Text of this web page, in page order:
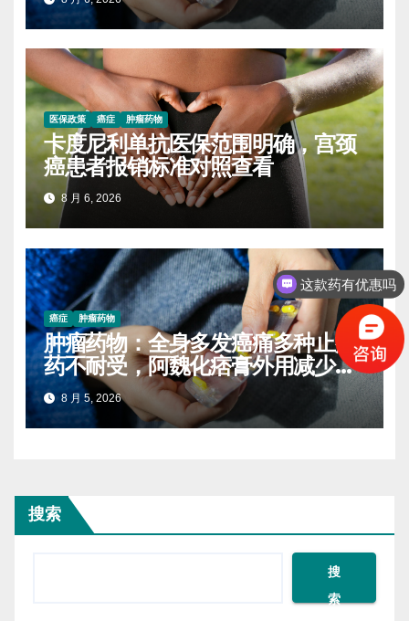
医保政策 癌症 肿瘤药物
卡度尼利单抗医保范围明确，宫颈
癌患者报销标准对照查看
8 月 6, 2026
癌症 肿瘤药物
肿瘤药物：全身多发癌痛多种止痛
药不耐受，阿魏化痞膏外用减少口
服药量的实操案例
8 月 5, 2026
搜索
搜
索
这款药有优惠吗